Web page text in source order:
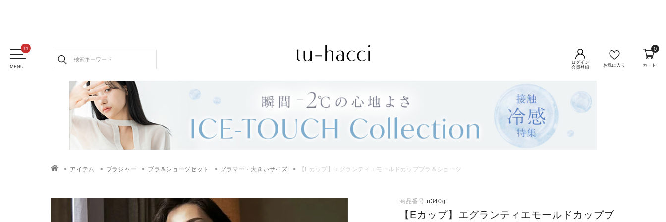
MENU
ログイン
会員登録
お気に入り カート
0
アイテム ブラジャー ブラ＆ショーツセット グラマー・大きいサイズ 【Eカップ】エグランティエモールドカップブラ＆ショーツ
商品番号 u340g
【Eカップ】エグランティエモールドカップブ